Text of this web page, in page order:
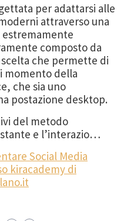
per adattarsi alle
attraverso una
composto da
che permette di
momento della
che sia uno
postazione desktop.
del metodo
e l’interazio…
Social Media
kiracademy di